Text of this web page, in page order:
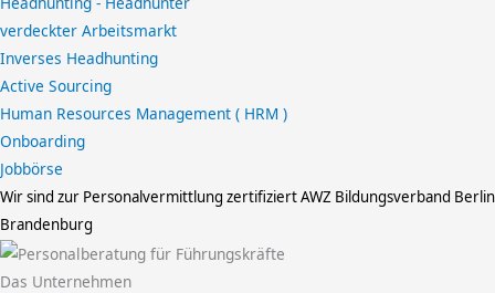
verdeckter Arbeitsmarkt
Inverses Headhunting
Active Sourcing
Human Resources Management ( HRM )
Onboarding
Jobbörse
Wir sind zur Personalvermittlung zertifiziertAWZ Bildungsverband Berlin
Brandenburg
Das Unternehmen